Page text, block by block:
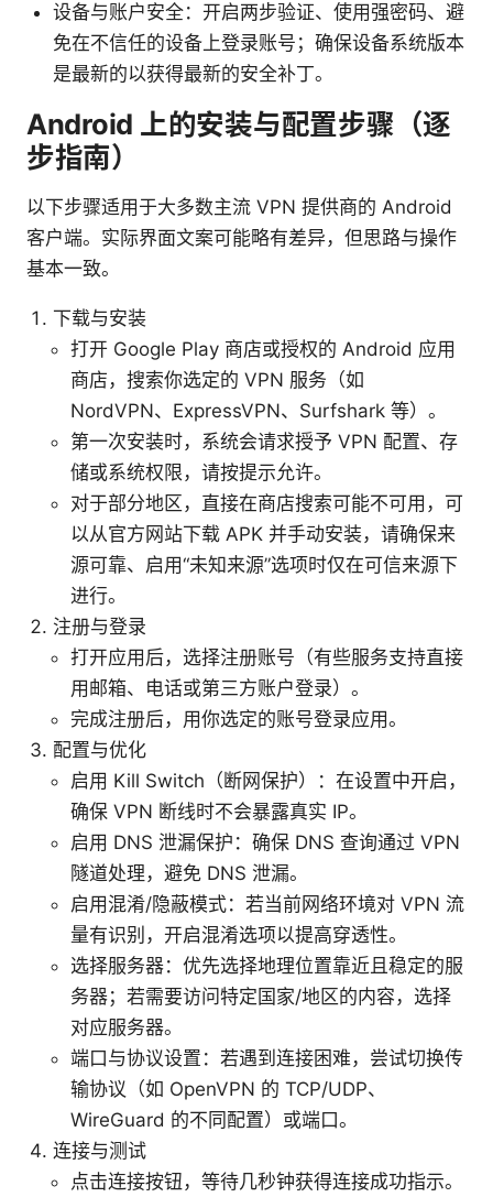
设备与账户安全：开启两步验证、使用强密码、避
免在不信任的设备上登录账号；确保设备系统版本
是最新的以获得最新的安全补丁。
Android 上的安装与配置步骤（逐
步指南）
以下步骤适用于大多数主流 VPN 提供商的 Android
客户端。实际界面文案可能略有差异，但思路与操作
基本一致。
下载与安装
打开 Google Play 商店或授权的 Android 应用
商店，搜索你选定的 VPN 服务（如
NordVPN、ExpressVPN、Surfshark 等）。
第一次安装时，系统会请求授予 VPN 配置、存
储或系统权限，请按提示允许。
对于部分地区，直接在商店搜索可能不可用，可
以从官方网站下载 APK 并手动安装，请确保来
源可靠、启用“未知来源”选项时仅在可信来源下
进行。
注册与登录
打开应用后，选择注册账号（有些服务支持直接
用邮箱、电话或第三方账户登录）。
完成注册后，用你选定的账号登录应用。
配置与优化
启用 Kill Switch（断网保护）：在设置中开启，
确保 VPN 断线时不会暴露真实 IP。
启用 DNS 泄漏保护：确保 DNS 查询通过 VPN
隧道处理，避免 DNS 泄漏。
启用混淆/隐蔽模式：若当前网络环境对 VPN 流
量有识别，开启混淆选项以提高穿透性。
选择服务器：优先选择地理位置靠近且稳定的服
务器；若需要访问特定国家/地区的内容，选择
对应服务器。
端口与协议设置：若遇到连接困难，尝试切换传
输协议（如 OpenVPN 的 TCP/UDP、
WireGuard 的不同配置）或端口。
连接与测试
点击连接按钮，等待几秒钟获得连接成功指示。